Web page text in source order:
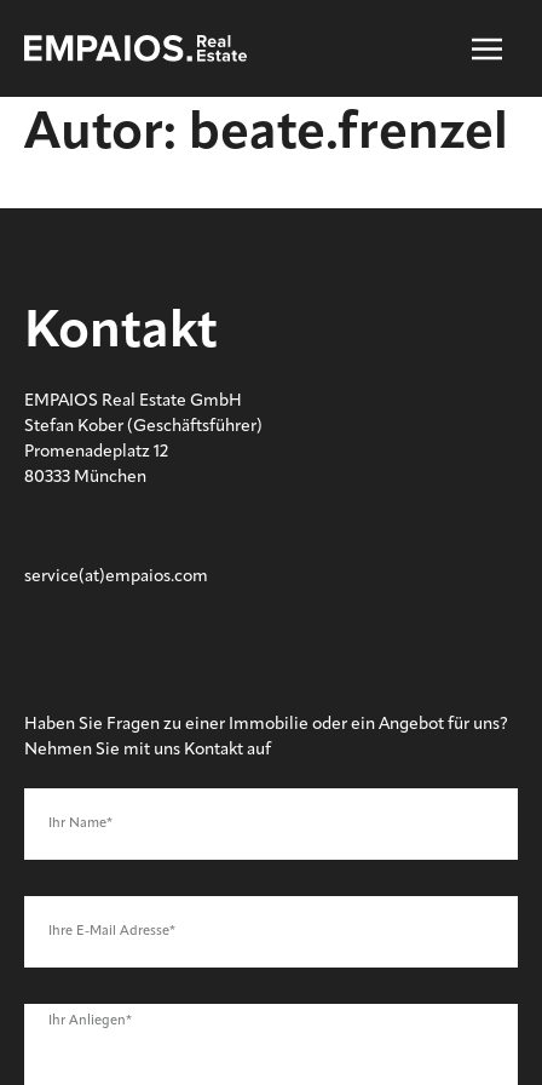
Autor: beate.frenzel
Kontakt
EMPAIOS Real Estate GmbH
Stefan Kober (Geschäftsführer)
Promenadeplatz 12
80333 München
service(at)empaios.com
Haben Sie Fragen zu einer Immobilie oder ein Angebot für uns?
Nehmen Sie mit uns Kontakt auf